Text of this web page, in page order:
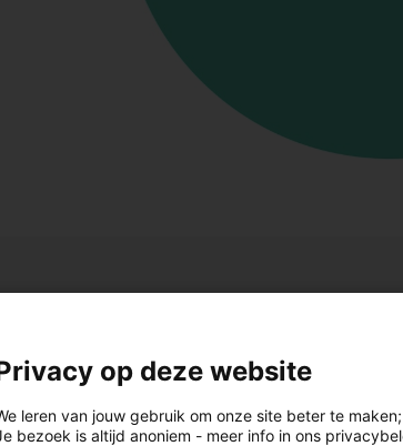
op deze website
leren van jouw gebruik om onze site beter te
bezoek is altijd anoniem - meer info in ons